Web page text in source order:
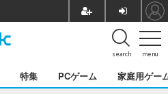
menu
search
特集 PCゲーム 家庭用ゲー